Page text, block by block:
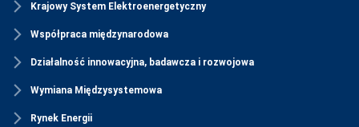
Krajowy System Elektroenergetyczny
Współpraca międzynarodowa
Działalność innowacyjna, badawcza i rozwojowa
Wymiana Międzysystemowa
Rynek Energii